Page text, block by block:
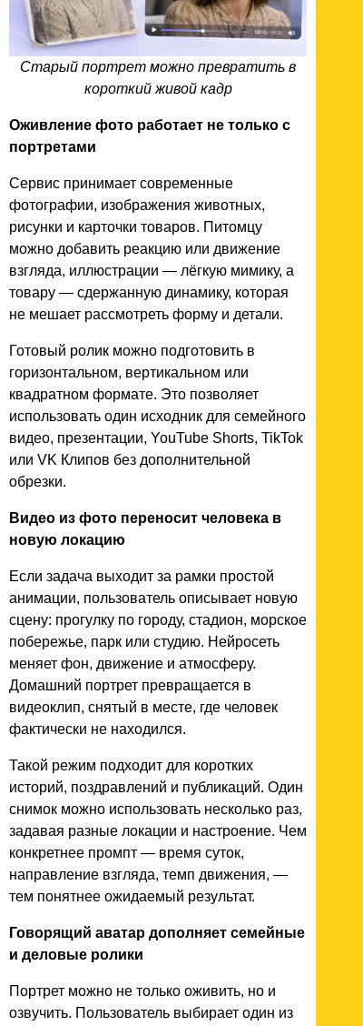
Старый портрет можно превратить в
короткий живой кадр
Оживление фото работает не только с
портретами
Сервис принимает современные
фотографии, изображения животных,
рисунки и карточки товаров. Питомцу
можно добавить реакцию или движение
взгляда, иллюстрации — лёгкую мимику, а
товару — сдержанную динамику, которая
не мешает рассмотреть форму и детали.
Готовый ролик можно подготовить в
горизонтальном, вертикальном или
квадратном формате. Это позволяет
использовать один исходник для семейного
видео, презентации, YouTube Shorts, TikTok
или VK Клипов без дополнительной
обрезки.
Видео из фото переносит человека в
новую локацию
Если задача выходит за рамки простой
анимации, пользователь описывает новую
сцену: прогулку по городу, стадион, морское
побережье, парк или студию. Нейросеть
меняет фон, движение и атмосферу.
Домашний портрет превращается в
видеоклип, снятый в месте, где человек
фактически не находился.
Такой режим подходит для коротких
историй, поздравлений и публикаций. Один
снимок можно использовать несколько раз,
задавая разные локации и настроение. Чем
конкретнее промпт — время суток,
направление взгляда, темп движения, —
тем понятнее ожидаемый результат.
Говорящий аватар дополняет семейные
и деловые ролики
Портрет можно не только оживить, но и
озвучить. Пользователь выбирает один из